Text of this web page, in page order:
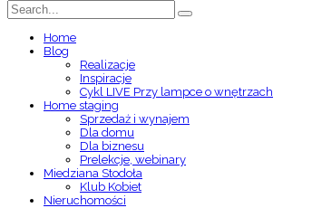
Home
Blog
Realizacje
Inspiracje
Cykl LIVE Przy lampce o wnętrzach
Home staging
Sprzedaż i wynajem
Dla domu
Dla biznesu
Prelekcje, webinary
Miedziana Stodoła
Klub Kobiet
Nieruchomości